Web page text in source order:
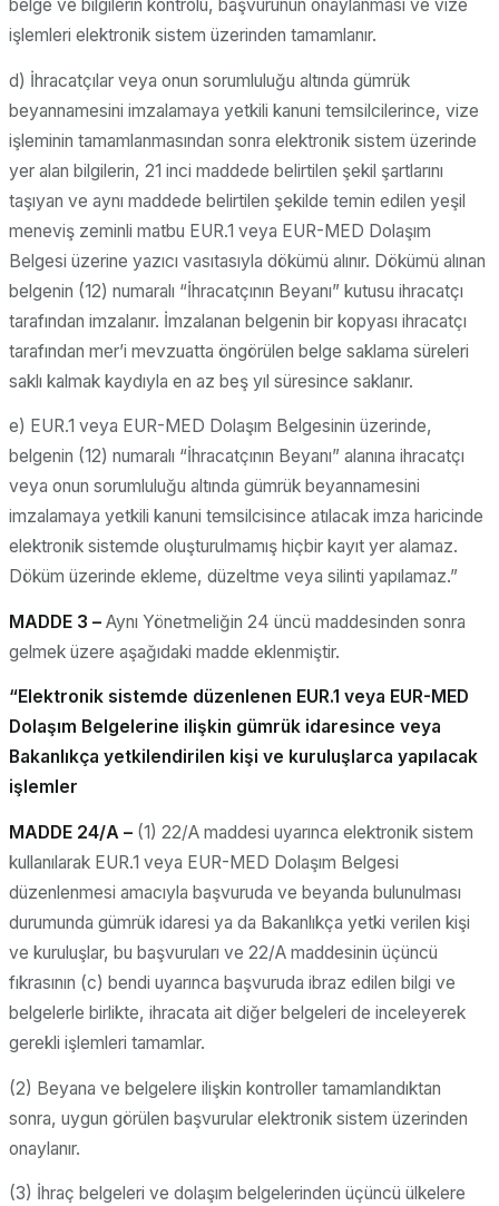
belge ve bilgilerin kontrolü, başvurunun onaylanması ve vize
işlemleri elektronik sistem üzerinden tamamlanır.
d) İhracatçılar veya onun sorumluluğu altında gümrük
beyannamesini imzalamaya yetkili kanuni temsilcilerince, vize
işleminin tamamlanmasından sonra elektronik sistem üzerinde
yer alan bilgilerin, 21 inci maddede belirtilen şekil şartlarını
taşıyan ve aynı maddede belirtilen şekilde temin edilen yeşil
meneviş zeminli matbu EUR.1 veya EUR-MED Dolaşım
Belgesi üzerine yazıcı vasıtasıyla dökümü alınır. Dökümü alınan
belgenin (12) numaralı “İhracatçının Beyanı” kutusu ihracatçı
tarafından imzalanır. İmzalanan belgenin bir kopyası ihracatçı
tarafından mer’i mevzuatta öngörülen belge saklama süreleri
saklı kalmak kaydıyla en az beş yıl süresince saklanır.
e) EUR.1 veya EUR-MED Dolaşım Belgesinin üzerinde,
belgenin (12) numaralı “İhracatçının Beyanı” alanına ihracatçı
veya onun sorumluluğu altında gümrük beyannamesini
imzalamaya yetkili kanuni temsilcisince atılacak imza haricinde
elektronik sistemde oluşturulmamış hiçbir kayıt yer alamaz.
Döküm üzerinde ekleme, düzeltme veya silinti yapılamaz.”
MADDE 3 – Aynı Yönetmeliğin 24 üncü maddesinden sonra
gelmek üzere aşağıdaki madde eklenmiştir.
“Elektronik sistemde düzenlenen EUR.1 veya EUR-MED
Dolaşım Belgelerine ilişkin gümrük idaresince veya
Bakanlıkça yetkilendirilen kişi ve kuruluşlarca yapılacak
işlemler
MADDE 24/A – (1) 22/A maddesi uyarınca elektronik sistem
kullanılarak EUR.1 veya EUR-MED Dolaşım Belgesi
düzenlenmesi amacıyla başvuruda ve beyanda bulunulması
durumunda gümrük idaresi ya da Bakanlıkça yetki verilen kişi
ve kuruluşlar, bu başvuruları ve 22/A maddesinin üçüncü
fıkrasının (c) bendi uyarınca başvuruda ibraz edilen bilgi ve
belgelerle birlikte, ihracata ait diğer belgeleri de inceleyerek
gerekli işlemleri tamamlar.
(2) Beyana ve belgelere ilişkin kontroller tamamlandıktan
sonra, uygun görülen başvurular elektronik sistem üzerinden
onaylanır.
(3) İhraç belgeleri ve dolaşım belgelerinden üçüncü ülkelere